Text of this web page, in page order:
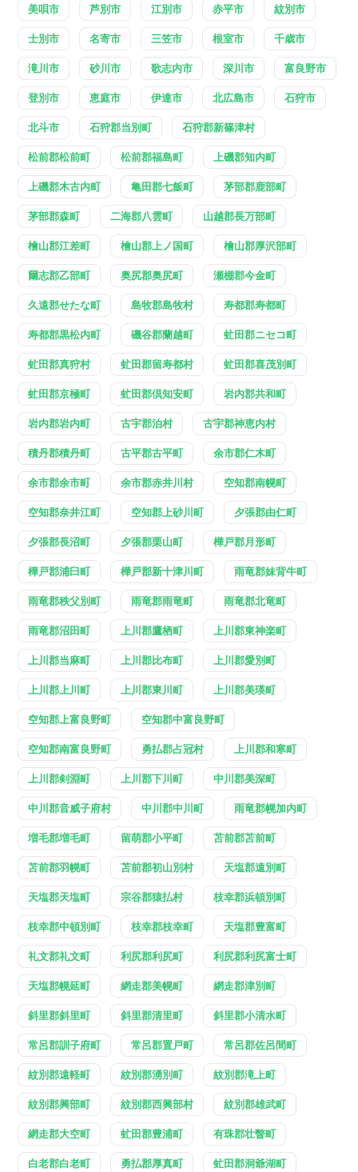
美唄市 芦別市 江別市 赤平市 紋別市
士別市 名寄市 三笠市 根室市 千歳市
滝川市 砂川市 歌志内市 深川市 富良野市
登別市 恵庭市 伊達市 北広島市 石狩市
北斗市 石狩郡当別町 石狩郡新篠津村
松前郡松前町 松前郡福島町 上磯郡知内町
上磯郡木古内町 亀田郡七飯町 茅部郡鹿部町
茅部郡森町 二海郡八雲町 山越郡長万部町
檜山郡江差町 檜山郡上ノ国町 檜山郡厚沢部町
爾志郡乙部町 奥尻郡奥尻町 瀬棚郡今金町
久遠郡せたな町 島牧郡島牧村 寿都郡寿都町
寿都郡黒松内町 磯谷郡蘭越町 虻田郡ニセコ町
虻田郡真狩村 虻田郡留寿都村 虻田郡喜茂別町
虻田郡京極町 虻田郡倶知安町 岩内郡共和町
岩内郡岩内町 古宇郡泊村 古宇郡神恵内村
積丹郡積丹町 古平郡古平町 余市郡仁木町
余市郡余市町 余市郡赤井川村 空知郡南幌町
空知郡奈井江町 空知郡上砂川町 夕張郡由仁町
夕張郡長沼町 夕張郡栗山町 樺戸郡月形町
樺戸郡浦臼町 樺戸郡新十津川町 雨竜郡妹背牛町
雨竜郡秩父別町 雨竜郡雨竜町 雨竜郡北竜町
雨竜郡沼田町 上川郡鷹栖町 上川郡東神楽町
上川郡当麻町 上川郡比布町 上川郡愛別町
上川郡上川町 上川郡東川町 上川郡美瑛町
空知郡上富良野町 空知郡中富良野町
空知郡南富良野町 勇払郡占冠村 上川郡和寒町
上川郡剣淵町 上川郡下川町 中川郡美深町
中川郡音威子府村 中川郡中川町 雨竜郡幌加内町
増毛郡増毛町 留萌郡小平町 苫前郡苫前町
苫前郡羽幌町 苫前郡初山別村 天塩郡遠別町
天塩郡天塩町 宗谷郡猿払村 枝幸郡浜頓別町
枝幸郡中頓別町 枝幸郡枝幸町 天塩郡豊富町
礼文郡礼文町 利尻郡利尻町 利尻郡利尻富士町
天塩郡幌延町 網走郡美幌町 網走郡津別町
斜里郡斜里町 斜里郡清里町 斜里郡小清水町
常呂郡訓子府町 常呂郡置戸町 常呂郡佐呂間町
紋別郡遠軽町 紋別郡湧別町 紋別郡滝上町
紋別郡興部町 紋別郡西興部村 紋別郡雄武町
網走郡大空町 虻田郡豊浦町 有珠郡壮瞥町
白老郡白老町 勇払郡厚真町 虻田郡洞爺湖町